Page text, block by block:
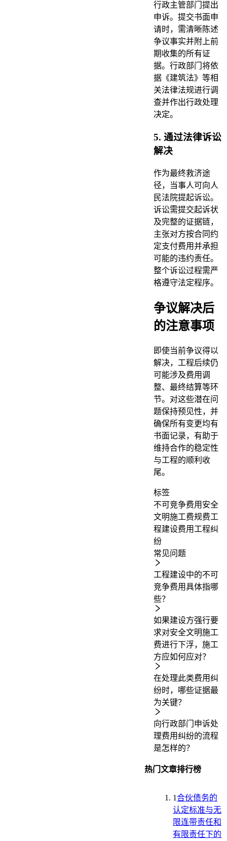
行政主管部门提出
申诉。提交书面申
请时，需清晰陈述
争议事实并附上前
期收集的所有证
据。行政部门将依
据《建筑法》等相
关法律法规进行调
查并作出行政处理
决定。
5. 通过法律诉讼
解决
作为最终救济途
径，当事人可向人
民法院提起诉讼。
诉讼需提交起诉状
及完整的证据链，
主张对方按合同约
定支付费用并承担
可能的违约责任。
整个诉讼过程需严
格遵守法定程序。
争议解决后
的注意事项
即使当前争议得以
解决，工程后续仍
可能涉及费用调
整、最终结算等环
节。对这些潜在问
题保持预见性，并
确保所有变更均有
书面记录，有助于
维持合作的稳定性
与工程的顺利收
尾。
标签
不可竞争费用 安全
文明施工费规费工
程建设费用 工程纠
纷
常见问题
工程建设中的不可
竞争费用具体指哪
些？
如果建设方强行要
求对安全文明施工
费进行下浮，施工
方应如何应对？
在处理此类费用纠
纷时，哪些证据最
为关键？
向行政部门申诉处
理费用纠纷的流程
是怎样的？
热门文章排行榜
1合伙债务的
认定标准与无
限连带责任和
有限责任下的